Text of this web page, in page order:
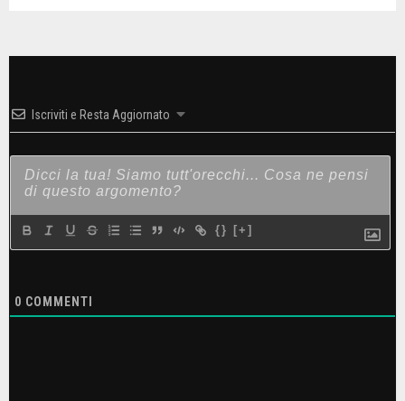
Iscriviti e Resta Aggiornato
{} [+]
0 COMMENTI